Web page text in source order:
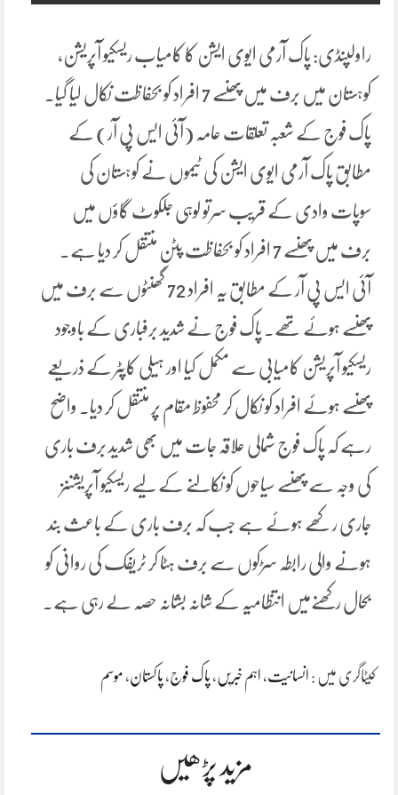
راولپنڈی: پاک آرمی ایوی ایشن کا کامیاب ریسکیو آپریشن،
کوہستان میں برف میں پھنسے 7 افراد کو بحفاظت نکال لیا گیا۔
پاک فوج کے شعبہ تعلقات عامہ (آئی ایس پی آر) کے
مطابق پاک آرمی ایوی ایشن کی ٹیموں نے کوہستان کی
سوپات وادی کے قریب سرتو لوہی جلکوٹ گاؤں میں
برف میں پھنسے 7 افراد کو بحفاظت پٹن منتقل کر دیا ہے۔
آئی ایس پی آر کے مطابق یہ افراد 72 گھنٹوں سے برف میں
پھنسے ہوئے تھے۔ پاک فوج نے شدید برفباری کے باوجود
ریسکیو آپریشن کامیابی سے مکمل کیا اور ہیلی کاپٹر کے ذریعے
پھنسے ہوئے افراد کو نکال کر محفوظ مقام پر منتقل کر دیا۔ واضح
رہے کہ پاک فوج شمالی علاقہ جات میں بھی شدید برف باری
کی وجہ سے پھنسے سیاحوں کو نکالنے کے لیے ریسکیو آپریشننز
جاری رکھے ہوئے ہے جب کہ برف باری کے باعث بند
ہونے والی رابطہ سڑکوں سے برف ہٹا کر ٹریفک کی روانی کو
بحال رکھنےمیں انتظامیہ کے شانہ بشانہ حصہ لے رہی ہے۔
کیٹاگری میں : انسانیت، اہم خبریں، پاک فوج، پاکستان، موسم
مزید پڑھیں